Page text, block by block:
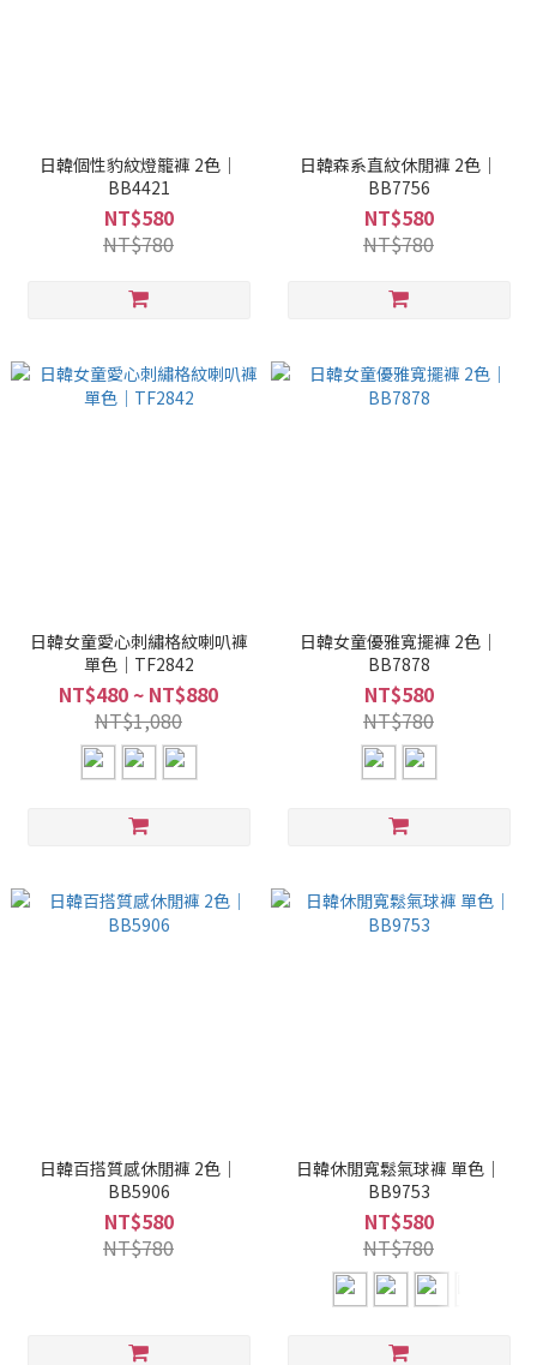
日韓個性豹紋燈籠褲 2色｜
BB4421
NT$580
NT$780
日韓森系直紋休閒褲 2色｜
BB7756
NT$580
NT$780
日韓女童愛心刺繡格紋喇叭褲
單色｜TF2842
NT$480 ~ NT$880
NT$1,080
日韓女童優雅寬擺褲 2色｜
BB7878
NT$580
NT$780
日韓百搭質感休閒褲 2色｜
BB5906
NT$580
NT$780
日韓休閒寬鬆氣球褲 單色｜
BB9753
NT$580
NT$780